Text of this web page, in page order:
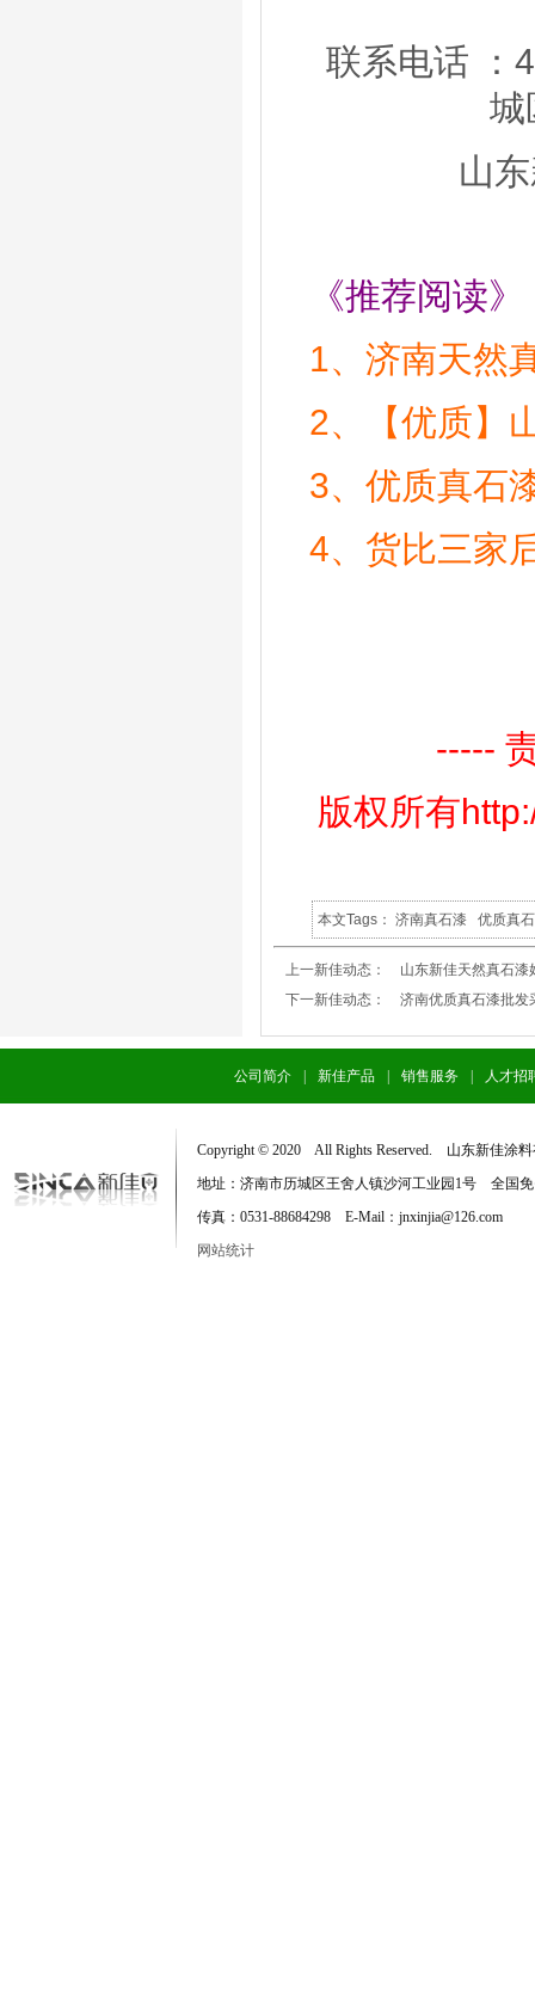
联系电话 ：
城
山
《推荐阅读》
1、 济南天然
2、
【优质】
3、 优质真石
4、 货比三家
-----
版权所有
本文Tags：济南真石漆 优质真
上一新佳动态： 山东新佳天然真石
下一新佳动态： 济南优质真石漆批发
公司简介 新佳产品 销售服务 人才招
Copyright © 2020 All Rights Reserved. 山东新佳涂
地址：济南市历城区王舍人镇沙河工业园1号 全国
传真：0531-88684298 E-Mail：jnxinjia@126.com
网站统计